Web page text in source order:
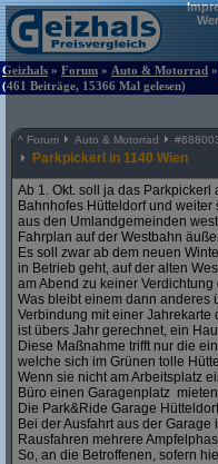
Geizhals » Forum » Auto & Motorrad »
(461 Beiträge, 15366 Mal gelesen)
^ Forum Auto & Motorrad #
Parkpickerl in 1140 Wien
Ab 1. Okt. soll ja das
Bahnhofes Hütteldorf und
aus den Umlandgemeinden
Fahrplan auf der Westbahn
Es soll zwar ab dem neuen
in Betrieb geht, auf der alten
am Abend zu keiner
Was bleibt einem dann anderes
Verbindung mit einer
ist übers Jahr gerechnet, ein
Diese Maßnahme trifft nur die
welche sich im Grünen tolle
Wenn sie nicht am Arbeitsplatz
Büro einen Garagenplatz
Die Park&Ride Garage
Bei der Ausfahrt aus der
Rausfahren mehrere
So, an die Betroffenen, sofern